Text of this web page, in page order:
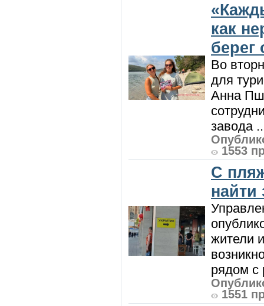
как
берег
Во
для
Анна
завода
1553
С
жители
рядом с
1551